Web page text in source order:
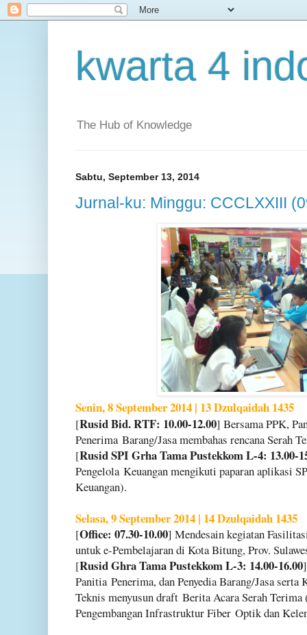
kwarta 4
The Hub of Knowledge
Sabtu, September 13, 2014
Jurnal-ku: Minggu: CCCLXXIII
Senin, 8 September 2014 | 13 Dzulqaidah 1435
[Rusid Bid. RTF: 10.00-12.00] Bersama PPK,
Penerima Barang/Jasa membahas rencana Serah
[Rusid SPI Grha Tama Pustekkom L-4: 13.00-
Pengelola Keuangan mengikuti paparan aplikasi
Keuangan).
Selasa, 9 September 2014 | 14 Dzulqaidah 1435
[Office: 07.30-10.00] Mendesain kegiatan
untuk e-Pembelajaran di Kota Bitung, Prov.
[Rusid Ghra Tama Pustekkom L-3: 14.00-16.00
Panitia Penerima, dan Penyedia Barang/Jasa serta
Teknis menyusun draft Berita Acara Serah Terima
Pengembangan Infrastruktur Fiber Optik dan